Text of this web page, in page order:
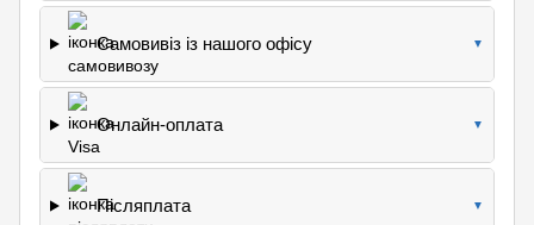
Самовивіз із нашого офісу ▼
Онлайн-оплата ▼
Післяплата ▼